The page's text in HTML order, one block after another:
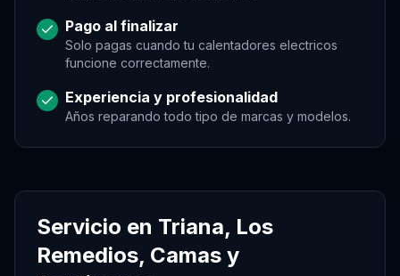
Pago al finalizar
Solo pagas cuando tu calentadores electricos
funcione correctamente.
Experiencia y profesionalidad
Años reparando todo tipo de marcas y modelos.
Servicio en Triana, Los
Remedios, Camas y